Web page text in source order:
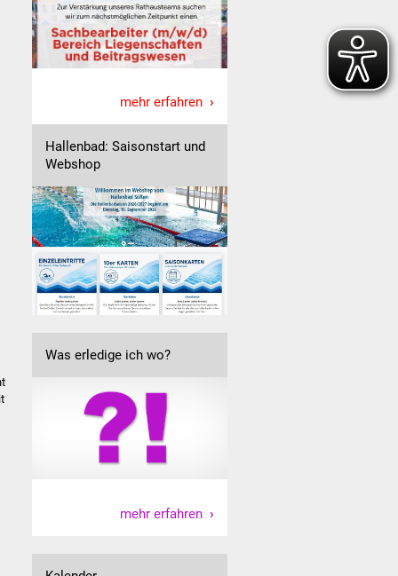
mehr erfahren
Hallenbad: Saisonstart und
Webshop
Was erledige ich wo?
mehr erfahren